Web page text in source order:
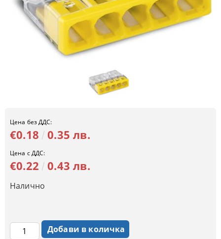
Цена без ДДС:
€0.18 0.35 лв.
Цена с ДДС:
€0.22 0.43 лв.
Налично